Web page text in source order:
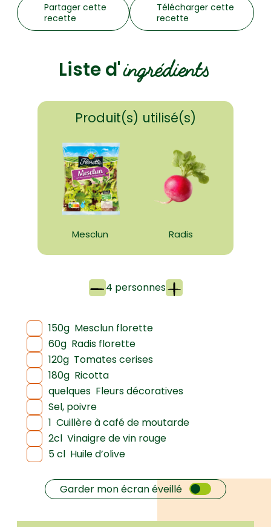
Partager cette
recette
Télécharger cette
recette
Liste d'ingrédients
Produit(s) utilisé(s)
Mesclun Radis
4 personnes
150g Mesclun florette
60g Radis florette
120g Tomates cerises
180g Ricotta
quelques Fleurs décoratives
Sel, poivre
1 Cuillère à café de moutarde
2cl Vinaigre de vin rouge
5 cl Huile d’olive
Garder mon écran éveillé